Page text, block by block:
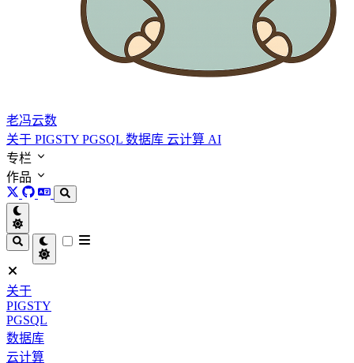
老冯云数
关于 PIGSTY PGSQL 数据库 云计算 AI
专栏
作品
关于
PIGSTY
PGSQL
数据库
云计算